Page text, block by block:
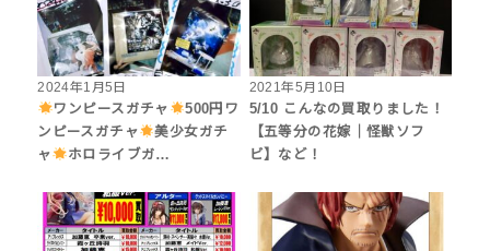
2024年1月5日
ワンピースガチャ
500円ワ
ンピースガチャ
美少女ガチ
ャ
ホロライブガ…
2021年5月10日
5/10 こんなの買取りました！
【五等分の花嫁｜怪獣ソフ
ビ】など！